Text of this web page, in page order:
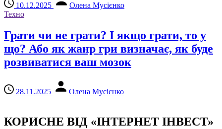
10.12.2025
Олена Мусієнко
Техно
Грати чи не грати? І якщо грати, то у
що? Або як жанр гри визначає, як буде
розвиватися ваш мозок
28.11.2025 Олена Мусієнко
КОРИСНЕ ВІД «ІНТЕРНЕТ ІНВЕСТ»